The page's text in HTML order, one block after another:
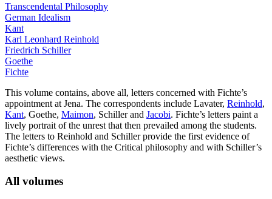
Transcendental Philosophy
German Idealism
Kant
Karl Leonhard Reinhold
Friedrich Schiller
Goethe
Fichte
This volume contains, above all, letters concerned with Fichte’s
appointment at Jena. The correspondents include Lavater, Reinhold,
Kant, Goethe, Maimon, Schillerand Jacobi. Fichte’s letters paint a
lively portrait of the unrest that then prevailed among the students.
The letters to Reinhold and Schiller provide the first evidence of
Fichte’s differences with the Critical philosophy and with Schiller’s
aesthetic views.
All volumes